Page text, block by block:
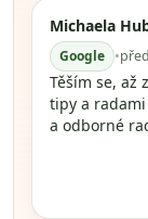
Michaela
Google •
Těším se, až
tipy a
a odborné